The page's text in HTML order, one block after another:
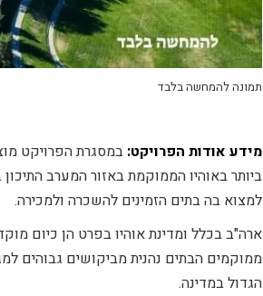
תמונה להמחשה בלבד
מידע אודות הפרויקט: במסגרת הפרויקט
ביותר באוהיו הממוקמת באזור המערב
למצוא בה בתים הזמינים להשכרה ולמכירה.
ארה"ב בכלל ומדינת אוהיו בפרט הן כיום
ממוקמים הבתים נהנית מביקושים גבוהים
הגדול במדינה.